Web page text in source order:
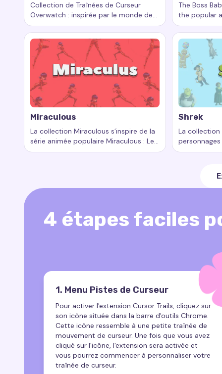
Collection de Traînées de Curseur
Overwatch : inspirée par le monde des
héros et des batailles épiques
Mots-clés :Overwatch, traînées de curseur
The Boss
the popular
unique baby
and living
Mots-clés :
Miraculous
La collection Miraculous s’inspire de la
série animée populaire Miraculous : Les
Aventures de Ladybug et Chat Noir
Mots-clés :Miraculous, traînées de curseur
Shrek
La collection
aventures
l’amitié et
Mots-clés :
4 étapes faciles
1. Menu Pistes de Curseur
Pour activer l'extension Cursor Trails, cliquez sur
son icône située dans la barre d'outils Chrome.
Cette icône ressemble à une petite traînée de
mouvement de curseur. Une fois que vous avez
cliqué sur l'icône, l'extension sera activée et
vous pourrez commencer à personnaliser votre
traînée de curseur.